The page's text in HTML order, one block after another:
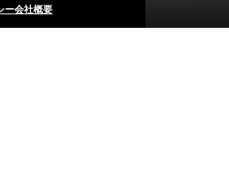
ー会社概要